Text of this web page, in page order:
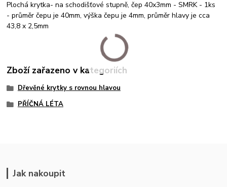
Plochá krytka- na schodišťové stupně, čep 40x3mm - SMRK - 1ks
- průměr čepu je 40mm, výška čepu je 4mm, průměr hlavy je cca
43,8 x 2,5mm
Zboží zařazeno v kategoriích
Dřevěné krytky s rovnou hlavou
PŘÍČNÁ LÉTA
Jak nakoupit